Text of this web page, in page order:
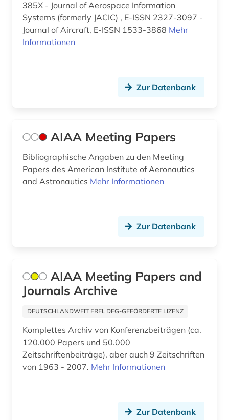
georg (1)
geotechnik (2)
gesetzgebung (1)
gesundheitsgefährdung (1)
getriebe (1)
gewerblicher rechtsschutz (4)
gleitlager (1)
grafik (1)
grenzflächen (1)
gummi (2)
gusseisen (3)
gusswerkstoffe (1)
385X - Journal of Aerospace Information
Systems (formerly JACIC) , E-ISSN 2327-3097 -
Journal of Aircraft, E-ISSN 1533-3868 Mehr
Informationen
Zur Datenbank
AIAA Meeting Papers
Bibliographische Angaben zu den Meeting
Papers des American Institute of Aeronautics
and Astronautics Mehr Informationen
Zur Datenbank
AIAA Meeting Papers and
Journals Archive
DEUTSCHLANDWEIT FREI, DFG-GEFÖRDERTE LIZENZ
Komplettes Archiv von Konferenzbeiträgen (ca.
120.000 Papers und 50.000
Zeitschriftenbeiträge), aber auch 9 Zeitschriften
von 1963 - 2007. Mehr Informationen
Zur Datenbank